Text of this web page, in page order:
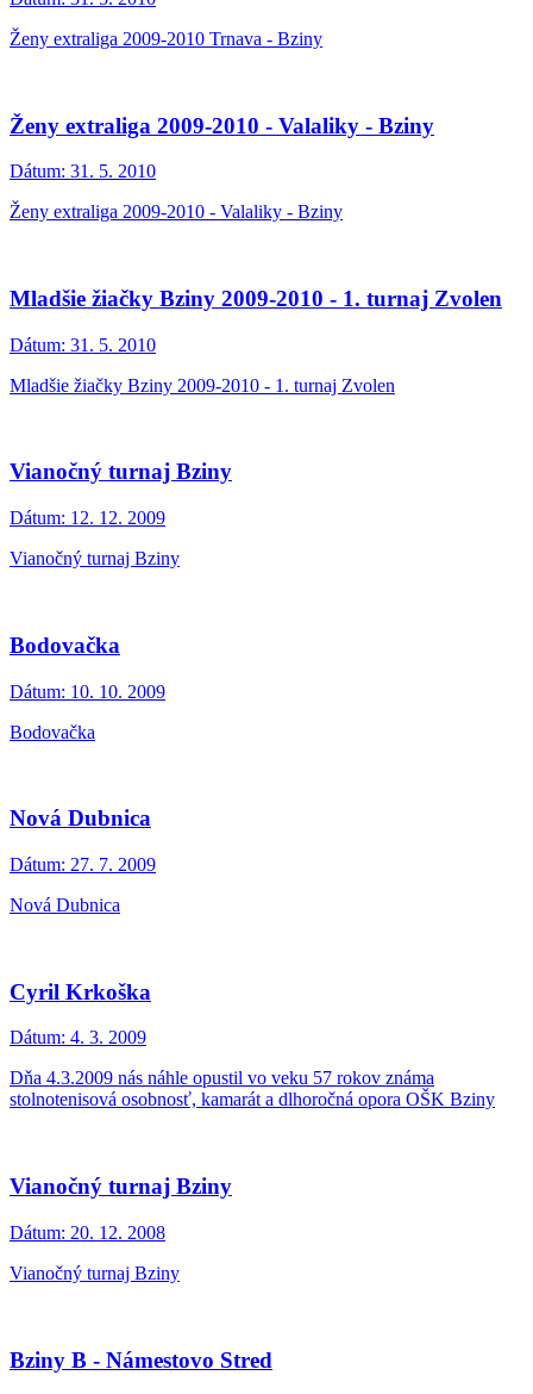
Ženy extraliga 2009-2010 Trnava - Bziny
Ženy extraliga 2009-2010 - Valaliky - Bziny
Dátum: 31. 5. 2010
Ženy extraliga 2009-2010 - Valaliky - Bziny
Mladšie žiačky Bziny 2009-2010 - 1. turnaj Zvolen
Dátum: 31. 5. 2010
Mladšie žiačky Bziny 2009-2010 - 1. turnaj Zvolen
Vianočný turnaj Bziny
Dátum: 12. 12. 2009
Vianočný turnaj Bziny
Bodovačka
Dátum: 10. 10. 2009
Bodovačka
Nová Dubnica
Dátum: 27. 7. 2009
Nová Dubnica
Cyril Krkoška
Dátum: 4. 3. 2009
Dňa 4.3.2009 nás náhle opustil vo veku 57 rokov známa
stolnotenisová osobnosť, kamarát a dlhoročná opora OŠK Bziny
Vianočný turnaj Bziny
Dátum: 20. 12. 2008
Vianočný turnaj Bziny
Bziny B - Námestovo Stred